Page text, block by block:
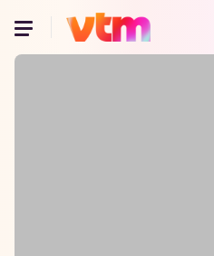
Oeps, browser